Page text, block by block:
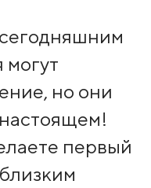
но они
первый